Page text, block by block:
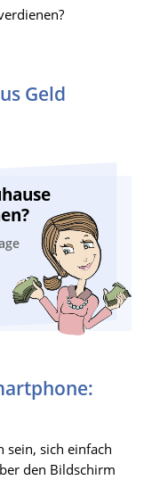
Geld
sein, sich einfach
den Bildschirm